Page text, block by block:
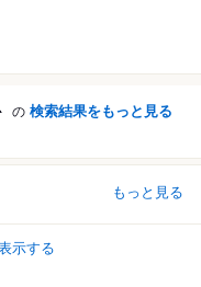
の 検索結果をもっと見る
もっと見る
示する